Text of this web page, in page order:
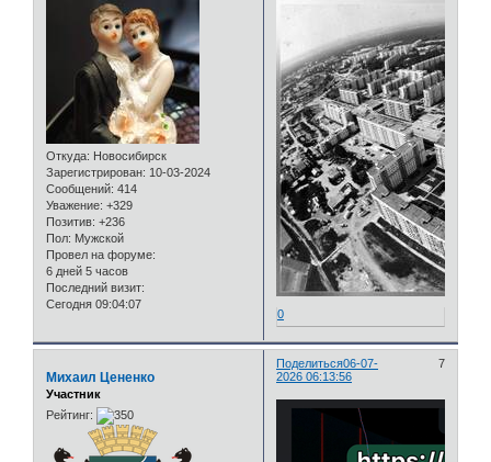
Откуда: Новосибирск
Зарегистрирован: 10-03-2024
Сообщений: 414
Уважение: +329
Позитив: +236
Пол: Мужской
Провел на форуме:
6 дней 5 часов
Последний визит:
Сегодня 09:04:07
0
Поделиться 7
06-07-
2026 06:13:56
Михаил Цененко
Участник
Рейтинг: